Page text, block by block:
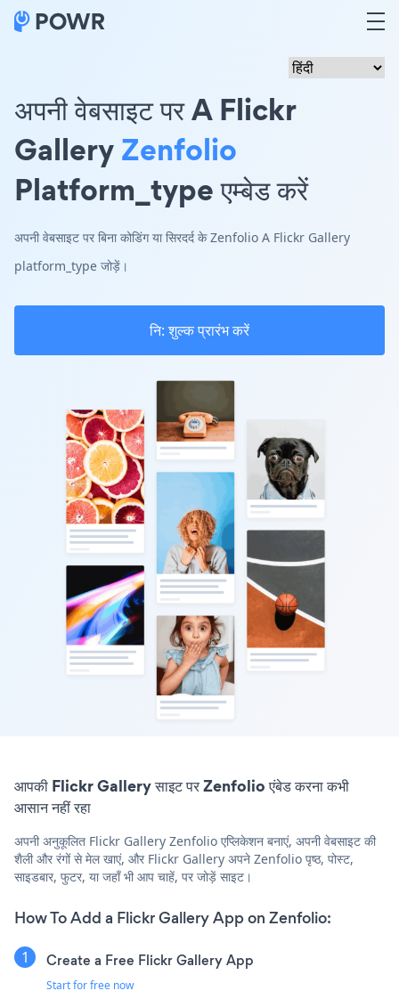
अपनी वेबसाइट पर A Flickr
GalleryZenfolio
Platform_type एम्बेड करें
अपनी वेबसाइट पर बिना कोडिंग या सिरदर्द के Zenfolio A Flickr Gallery
platform_type जोड़ें।
नि: शुल्क प्रारंभ करें
आपकी Flickr Gallery साइट पर Zenfolio एंबेड करना कभी
आसान नहीं रहा
अपनी अनुकूलित Flickr Gallery Zenfolio एप्लिकेशन बनाएं, अपनी वेबसाइट की
शैली और रंगों से मेल खाएं, और Flickr Gallery अपने Zenfolio पृष्ठ, पोस्ट,
साइडबार, फुटर, या जहाँ भी आप चाहें, पर जोड़ें साइट।
How To Add a Flickr Gallery App on Zenfolio:
Create a Free Flickr Gallery App
Start for free now